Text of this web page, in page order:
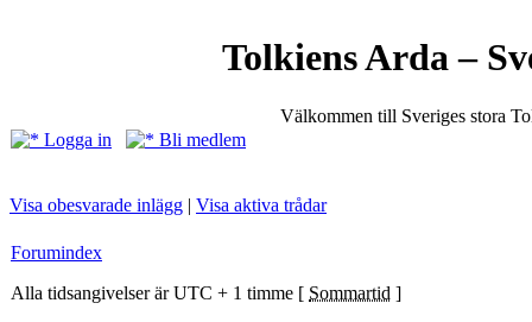
Tolkiens Arda –
Välkommen till Sveriges stora
Logga in
Bli medlem
Visa obesvarade inlägg | Visa aktiva trådar
Forumindex
Alla tidsangivelser är UTC + 1 timme [ Sommartid ]